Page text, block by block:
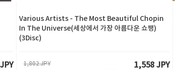
Various Artists - The Most Beautiful Chopin
In The Universe(세상에서 가장 아름다운 쇼팽)
(3Disc)
1,802 JPY
1,558 JPY